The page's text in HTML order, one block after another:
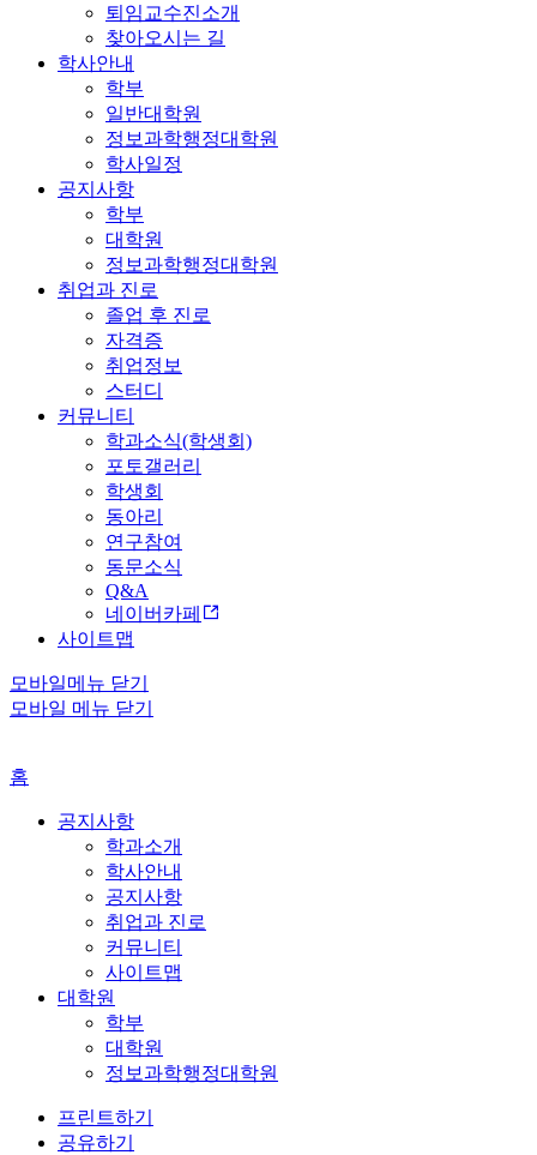
퇴임교수진소개
찾아오시는 길
학사안내
학부
일반대학원
정보과학행정대학원
학사일정
공지사항
학부
대학원
정보과학행정대학원
취업과 진로
졸업 후 진로
자격증
취업정보
스터디
커뮤니티
학과소식(학생회)
포토갤러리
학생회
동아리
연구참여
동문소식
Q&A
네이버카페
사이트맵
모바일메뉴 닫기
모바일 메뉴 닫기
홈
공지사항
학과소개
학사안내
공지사항
취업과 진로
커뮤니티
사이트맵
대학원
학부
대학원
정보과학행정대학원
프린트하기
공유하기